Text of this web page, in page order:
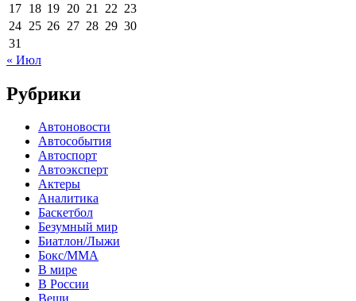
17 18 19 20 21 22 23
24 25 26 27 28 29 30
31
« Июл
Рубрики
Автоновости
Автособытия
Автоспорт
Автоэксперт
Актеры
Аналитика
Баскетбол
Безумный мир
Биатлон/Лыжи
Бокс/MMA
В мире
В России